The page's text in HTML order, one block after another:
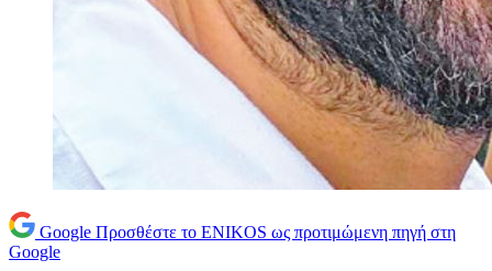
Google Προσθέστε το ENIKOS ως προτιμώμενη πηγή στη
Google